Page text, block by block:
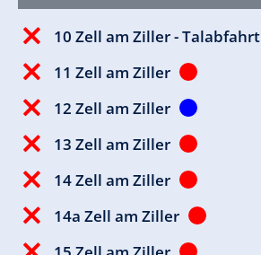
10 Zell am Ziller - Talabfahrt
11 Zell am Ziller
12 Zell am Ziller
13 Zell am Ziller
14 Zell am Ziller
14a Zell am Ziller